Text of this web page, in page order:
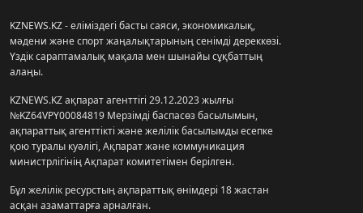
KZNEWS.KZ - еліміздегі басты саяси, экономикалық,
мәдени және спорт жаңалықтарының сенімді дереккөзі.
Үздік сараптамалық мақала мен шынайы сұқбаттың
алаңы.
KZNEWS.KZ ақпарат агенттігі 29.12.2023 жылғы
№KZ64VPY00084819 Мерзімді баспасөз басылымын,
ақпараттық агенттікті және желілік басылымды есепке
қою туралы куәлігі, Ақпарат және коммуникация
министрлігінің Ақпарат комитетімен берілген.
Бұл желілік ресурстың ақпараттық өнімдері 18 жастан
асқан азаматтарға арналған.